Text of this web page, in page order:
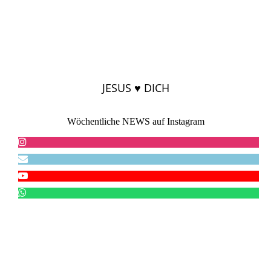
JESUS ♥ DICH
Wöchentliche NEWS auf Instagram